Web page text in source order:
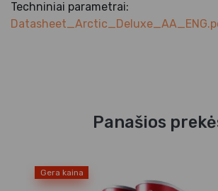
Techniniai parametrai:
Panašios
Gera kaina